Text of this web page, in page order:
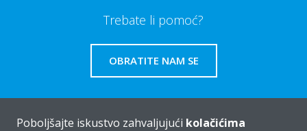
Trebate li pomoć?
OBRATITE NAM SE
Poboljšajte iskustvo zahvaljujući kolačićima